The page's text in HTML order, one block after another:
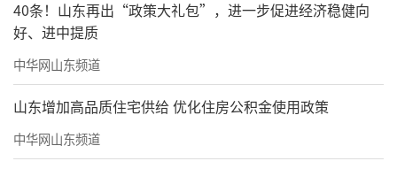
40条！山东再出“政策大礼包”，进一步促进经济稳健向
好、进中提质
中华网山东频道
山东增加高品质住宅供给 优化住房公积金使用政策
中华网山东频道